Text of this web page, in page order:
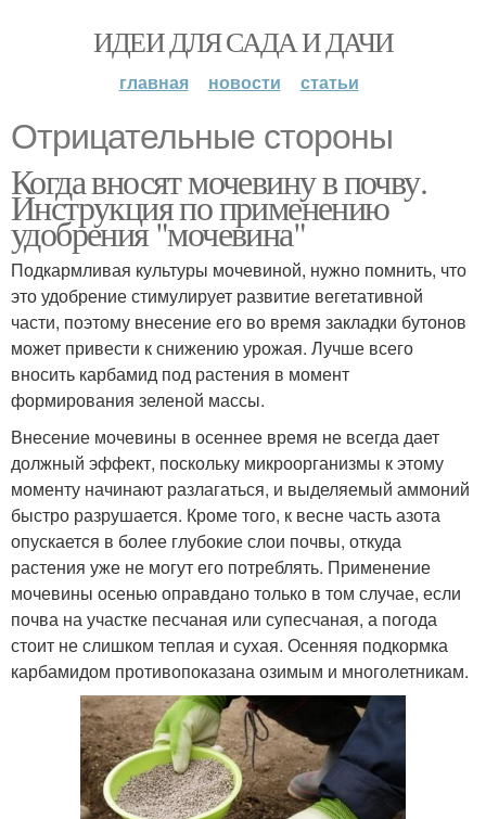
ИДЕИ ДЛЯ САДА И ДАЧИ
главная новости статьи
Отрицательные стороны
Когда вносят мочевину в почву.
Инструкция по применению
удобрения "мочевина"
Подкармливая культуры мочевиной, нужно помнить, что
это удобрение стимулирует развитие вегетативной
части, поэтому внесение его во время закладки бутонов
может привести к снижению урожая. Лучше всего
вносить карбамид под растения в момент
формирования зеленой массы.
Внесение мочевины в осеннее время не всегда дает
должный эффект, поскольку микроорганизмы к этому
моменту начинают разлагаться, и выделяемый аммоний
быстро разрушается. Кроме того, к весне часть азота
опускается в более глубокие слои почвы, откуда
растения уже не могут его потреблять. Применение
мочевины осенью оправдано только в том случае, если
почва на участке песчаная или супесчаная, а погода
стоит не слишком теплая и сухая. Осенняя подкормка
карбамидом противопоказана озимым и многолетникам.